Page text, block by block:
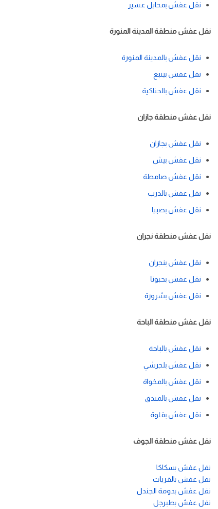
نقل عفش بمحايل عسير
نقل عفش منطقة المدينة المنورة
نقل عفش بالمدينة المنورة
نقل عفش بينبع
نقل عفش بالحناكية
نقل عفش منطقة جازان
نقل عفش بجازان
نقل عفش بيش
نقل عفش صامطة
نقل عفش بالدرب
نقل عفش بصبيا
نقل عفش منطقة نجران
نقل عفش بنجران
نقل عفش بحبونا
نقل عفش بشرورة
نقل عفش منطقة الباحة
نقل عفش بالباحة
نقل عفش بلجرشي
نقل عفش بالمخواة
نقل عفش بالمندق
نقل عفش بقلوة
نقل عفش منطقة الجوف
نقل عفش بسكاكا
نقل عفش بالقريات
نقل عفش بدومة الجندل
نقل عفش بطبرجل